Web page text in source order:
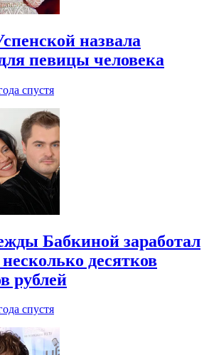
назвала
певицы человека
спустя
Бабкиной заработал
десятков
рублей
спустя